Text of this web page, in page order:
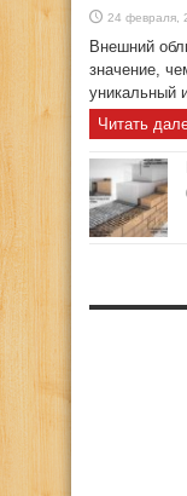
24 февраля,
Внешний
значение,
уникальный
Читать